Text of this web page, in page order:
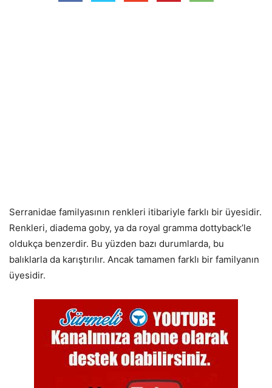
Serranidae familyasının renkleri itibariyle farklı bir üyesidir.
Renkleri, diadema goby, ya da royal gramma dottyback’le
oldukça benzerdir. Bu yüzden bazı durumlarda, bu
balıklarla da karıştırılır. Ancak tamamen farklı bir familyanın
üyesidir.